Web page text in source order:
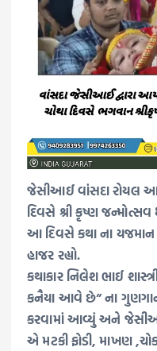
જેસીઆઈ વાંસદા રોયલ
દિવસે શ્રી કૃષ્ણ
આ દિવસે કથા ના યજમાન
હાજર રહ્યો.
કથાકાર નિલેશ ભાઈ
કનૈયા આવે છે” ના
કરવામાં આવ્યું અને
એ મટકી ફોડી, માખણ